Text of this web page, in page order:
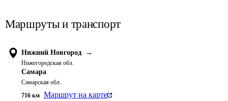
Маршруты и транспорт
Нижний Новгород →
Нижегородская обл.
Самара
Самарская обл.
716 км Маршрут на карте